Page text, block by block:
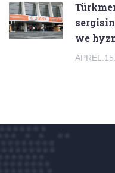
we